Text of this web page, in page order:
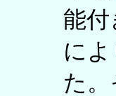
能付
に
た